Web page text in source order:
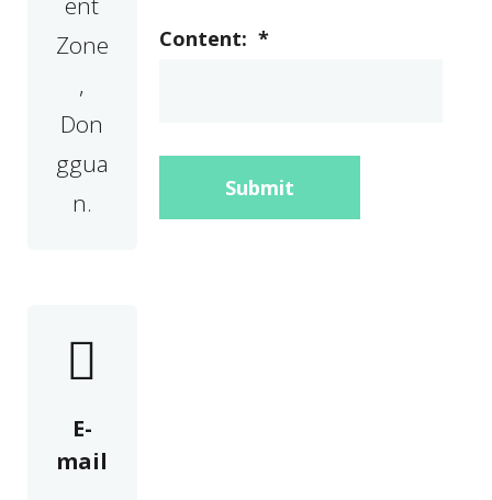
Zone
,
Don
ggua
n.
E-
mail
Content: *
Submit